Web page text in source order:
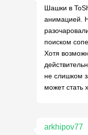
Шашки в
анимацией.
поиском
Хотя
не слишком
может стать
arkhipov77